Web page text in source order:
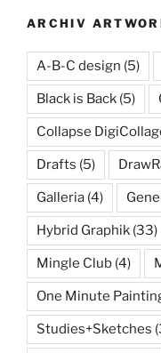
ARCHIV
A-B-C design (5)
Black is Back (5)
Collapse
Drafts (5)
Galleria (4)
Hybrid Graphik (33)
Mingle Club (4)
One Minute
Studies+Sketches